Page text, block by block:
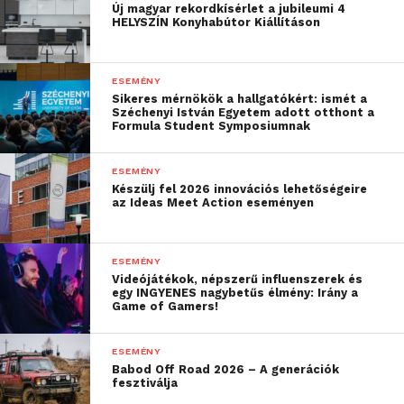
estét, hiszen több program esetében előzetes
regisztráció szükséges.
A Múzeumok Éjszakája
oldalain a következő hetekben kulisszatitkokkal,
videókkal, érdekességekkel és nyereményjátékokkal
is készülnek a szervezők.
További friss híreket talál aTechnokratafőoldalán!
Csatlakozzon hozzánk a
Új magyar rekordkísérlet a jubileumi 4
HELYSZÍN Konyhabútor Kiállításon
ESEMÉNY
Sikeres mérnökök a hallgatókért: ismét a
Széchenyi István Egyetem adott otthont a
Formula Student Symposiumnak
ESEMÉNY
Készülj fel 2026 innovációs lehetőségeire
az Ideas Meet Action eseményen
ESEMÉNY
Videójátékok, népszerű influenszerek és
egy INGYENES nagybetűs élmény: Irány a
Game of Gamers!
ESEMÉNY
Babod Off Road 2026 – A generációk
fesztiválja